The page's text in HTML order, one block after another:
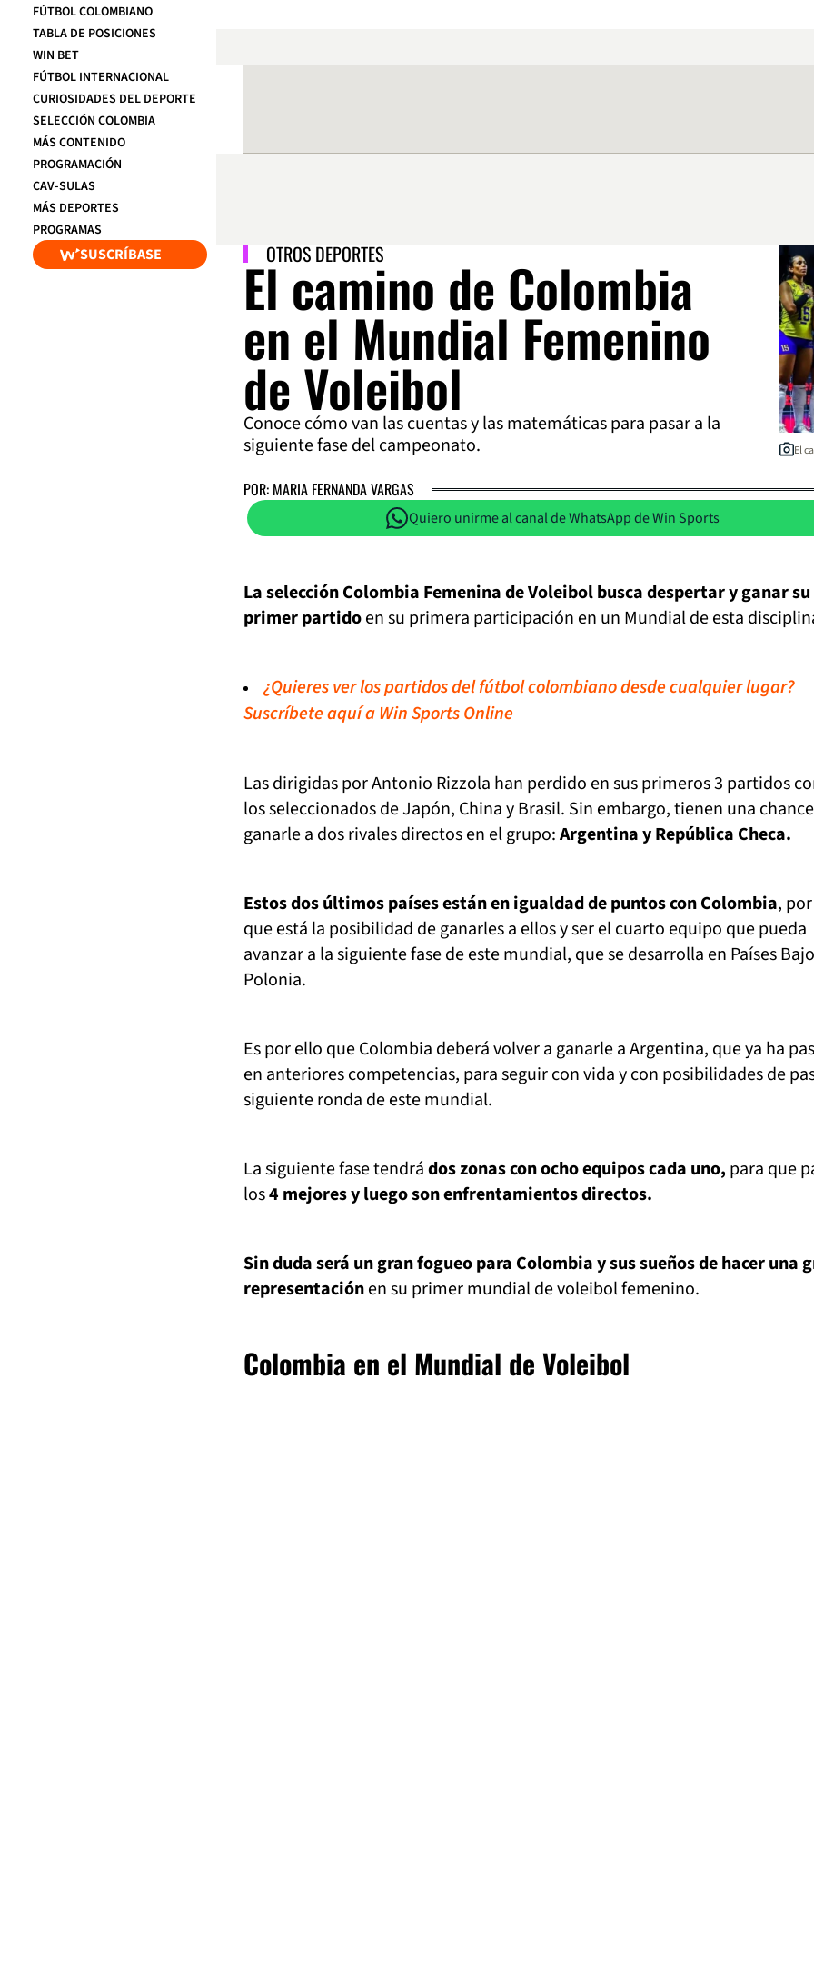
FÚTBOL COLOMBIANO
TABLA DE POSICIONES
WIN BET
FÚTBOL INTERNACIONAL
CURIOSIDADES DEL DEPORTE
SELECCIÓN COLOMBIA
MÁS CONTENIDO
PROGRAMACIÓN
CAV-SULAS
MÁS DEPORTES
PROGRAMAS
SUSCRÍBASE OTROS DEPORTES
El camino de Colombia
en el Mundial Femenino
de Voleibol
Conoce cómo van las cuentas y las matemáticas para pasar a la
siguiente fase del campeonato.
El
POR: MARIA FERNANDA VARGAS
Quiero unirme al canal de WhatsApp de Win Sports
La selección Colombia Femenina de Voleibol busca despertar y ganar su
primer partidoen su primera participación en un Mundial de esta
¿Quieres ver los partidos del fútbol colombiano desde cualquier lugar?
Suscríbete aquí a Win Sports Online
Las dirigidas por Antonio Rizzola han perdido en sus primeros 3 partidos
los seleccionados de Japón, China y Brasil. Sin embargo, tienen una
ganarle a dos rivales directos en el grupo:Argentina y República Checa.
Estos dos últimos países están en igualdad de puntos con Colombia,
que está la posibilidad de ganarles a ellos y ser el cuarto equipo que pueda
avanzar a la siguiente fase de este mundial, que se desarrolla en Países
Polonia.
Es por ello que Colombia deberá volver a ganarle a Argentina, que ya ha
en anteriores competencias, para seguir con vida y con posibilidades de
siguiente ronda de este mundial.
La siguiente fase tendrádos zonas con ocho equipos cada uno, para que
los4 mejores y luego son enfrentamientos directos.
Sin duda será un gran fogueo para Colombia y sus sueños de hacer una
representaciónen su primer mundial de voleibol femenino.
Colombia en el Mundial de Voleibol